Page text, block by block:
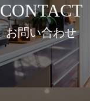
CONTACT
お問い合わせ